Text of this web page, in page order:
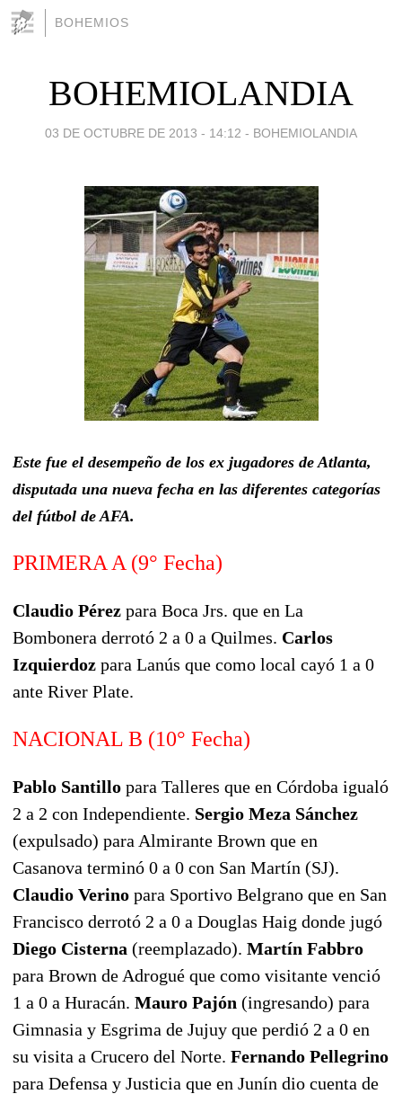
BOHEMIOS
BOHEMIOLANDIA
03 DE OCTUBRE DE 2013 - 14:12 - BOHEMIOLANDIA
Este fue el desempeño de los ex jugadores de Atlanta,
disputada una nueva fecha en las diferentes categorías
del fútbol de AFA.
PRIMERA A (9° Fecha)
Claudio Pérez para Boca Jrs. que en La
Bombonera derrotó 2 a 0 a Quilmes. Carlos
Izquierdoz para Lanús que como local cayó 1 a 0
ante River Plate.
NACIONAL B (10° Fecha)
Pablo Santillo para Talleres que en Córdoba igualó
2 a 2 con Independiente. Sergio Meza Sánchez
(expulsado) para Almirante Brown que en
Casanova terminó 0 a 0 con San Martín (SJ).
Claudio Verino para Sportivo Belgrano que en San
Francisco derrotó 2 a 0 a Douglas Haig donde jugó
Diego Cisterna (reemplazado). Martín Fabbro
para Brown de Adrogué que como visitante venció
1 a 0 a Huracán. Mauro Pajón (ingresando) para
Gimnasia y Esgrima de Jujuy que perdió 2 a 0 en
su visita a Crucero del Norte. Fernando Pellegrino
para Defensa y Justicia que en Junín dio cuenta de